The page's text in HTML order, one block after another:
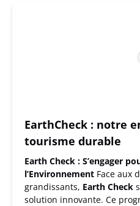
EarthCheck : notre
tourisme durable
Earth Check : S’engager
l’Environnement Face aux
grandissants, Earth Check
solution innovante. Ce